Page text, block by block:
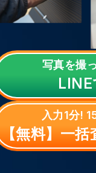
写真を撮
LINE
入力1分!
【無料】一括